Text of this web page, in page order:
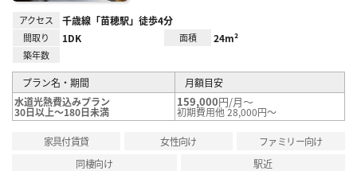
アクセス 千歳線「苗穂駅」徒歩4分
間取り 1DK 面積 24m²
築年数
プラン名・期間
月額目安
水道光熱費込みプラン
30日以上～180日未満
159,000円/月～
初期費用他 28,000円～
家具付賃貸 女性向け
ファミリー向け
同棲向け
駅近